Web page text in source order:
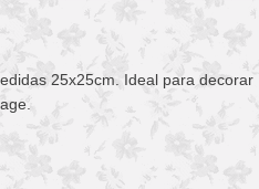
25x25cm. Ideal para decorar